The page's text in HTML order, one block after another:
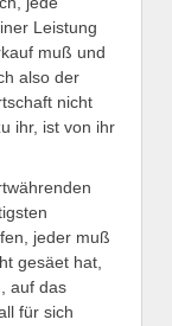
Leistung
muß und
also der
nicht
ihr, ist von ihr
jeder muß
gesäet hat,
auf das
für sich